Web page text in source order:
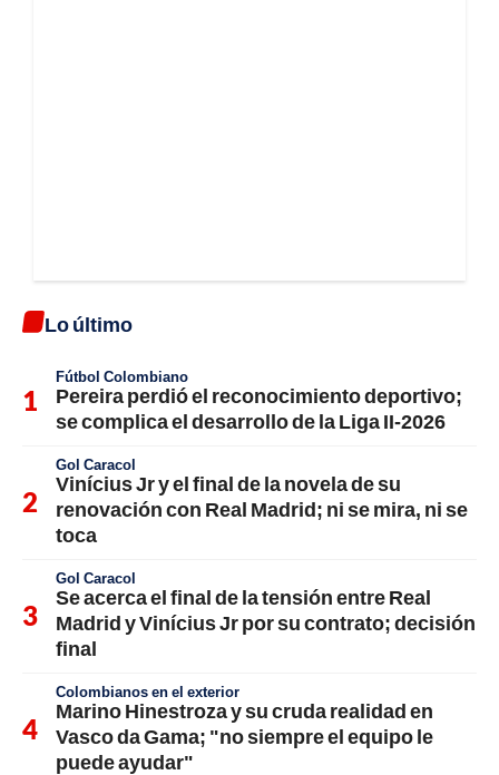
Lo último
Fútbol Colombiano
Pereira perdió el reconocimiento deportivo;
se complica el desarrollo de la Liga II-2026
Gol Caracol
Vinícius Jr y el final de la novela de su
renovación con Real Madrid; ni se mira, ni se
toca
Gol Caracol
Se acerca el final de la tensión entre Real
Madrid y Vinícius Jr por su contrato; decisión
final
Colombianos en el exterior
Marino Hinestroza y su cruda realidad en
Vasco da Gama; "no siempre el equipo le
puede ayudar"